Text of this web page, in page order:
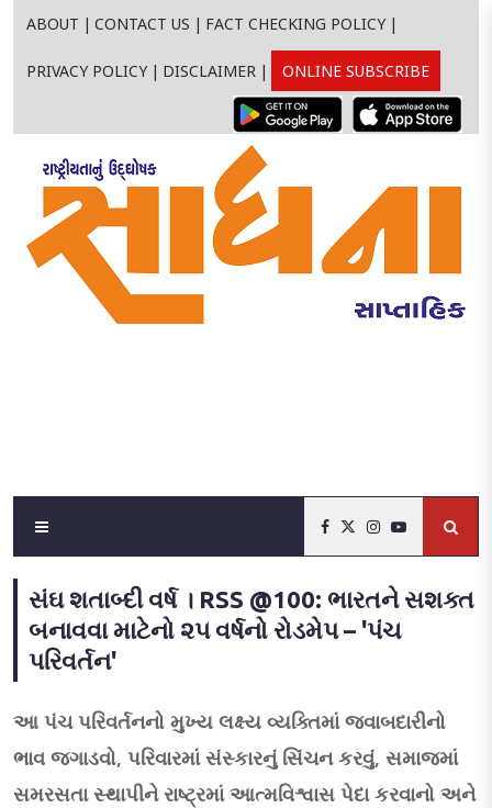
ABOUT | CONTACT US | FACT CHECKING POLICY |
PRIVACY POLICY | DISCLAIMER | ONLINE SUBSCRIBE
સંઘ શતાબ્દી વર્ષ । RSS @100: ભારતને સશક્ત
બનાવવા માટેનો ૨૫ વર્ષનો રોડમેપ – 'પંચ
પરિવર્તન'
આ પંચ પરિવર્તનનો મુખ્ય લક્ષ્ય વ્યક્તિમાં જવાબદારીનો
ભાવ જગાડવો, પરિવારમાં સંસ્કારનું સિંચન કરવું, સમાજમાં
સમરસતા સ્થાપીને રાષ્ટ્રમાં આત્મવિશ્વાસ પેદા કરવાનો અને